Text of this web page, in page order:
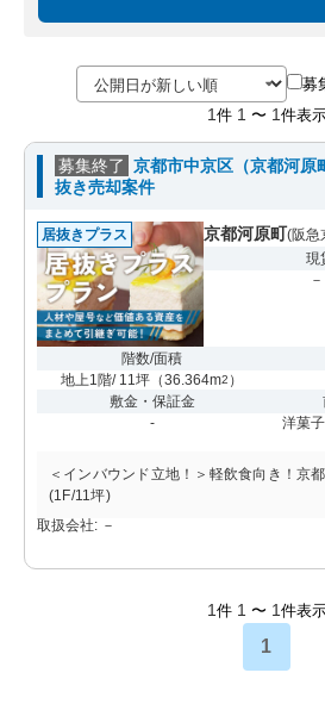
募
1 件 1 〜 1 件表
募集終了 京都市中京区（京都河原
抜き売却案件
居抜きプラス 京都河原町(阪急
現
階数/面積
地上1階/ 11坪 （36.364m2 ）
敷金・保証金
-
洋菓
＜インバウンド立地！＞軽飲食向き！京
(1F/11坪)
取扱会社: －
1 件 1 〜 1 件表
1